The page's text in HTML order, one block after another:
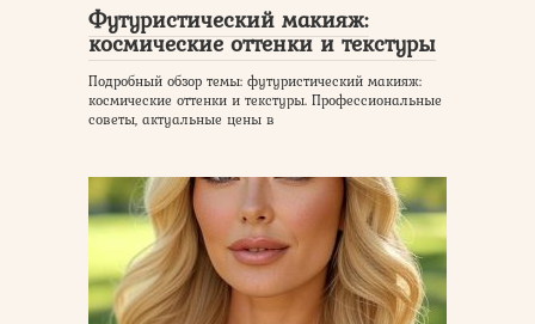
Футуристический макияж:
космические оттенки и текстуры
Подробный обзор темы: футуристический макияж:
космические оттенки и текстуры. Профессиональные
советы, актуальные цены в